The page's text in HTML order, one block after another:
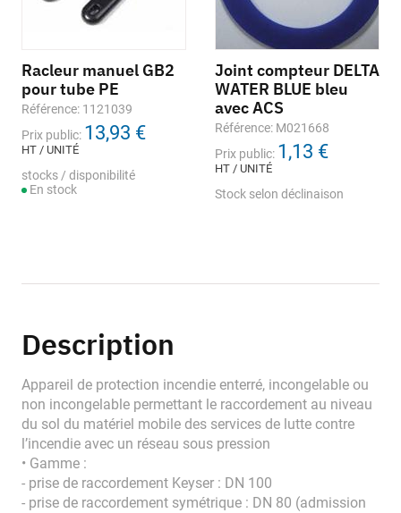
Racleur manuel GB2
pour tube PE
Référence: 1121039
Prix public: 13,93 €
HT / UNITÉ
stocks / disponibilité
En stock
Joint compteur DELTA
WATER BLUE bleu
avec ACS
Référence: M021668
Prix public: 1,13 €
HT / UNITÉ
Stock selon déclinaison
Description
Appareil de protection incendie enterré, incongelable ou
non incongelable permettant le raccordement au niveau
du sol du matériel mobile des services de lutte contre
l’incendie avec un réseau sous pression
• Gamme :
- prise de raccordement Keyser : DN 100
- prise de raccordement symétrique : DN 80 (admission